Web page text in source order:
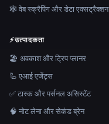
🕸️ वेब स्क्रैपिंग और डेटा एक्सट्रैक्शन
⚡उत्पादकता
🏖 अवकाश और ट्रिप प्लानर
🦾 एआई एजेंट्स
✅ टास्क और पर्सनल असिस्टेंट
🧠 नोट लेना और सेकंड ब्रेन